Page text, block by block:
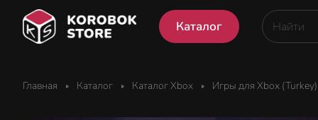
Каталог
Главная Каталог Каталог Xbox Игры для Xbox (Turkey)